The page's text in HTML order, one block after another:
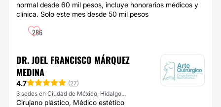
normal desde 60 mil pesos, incluye honorarios médicos y
clínica. Solo este mes desde 50 mil pesos
286
DR. JOEL FRANCISCO MÁRQUEZ
MEDINA
4.7 (27)
3 sedes en Ciudad de México, Hidalgo...
Cirujano plástico, Médico estético